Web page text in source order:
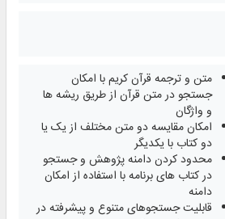
متن و ترجمه قرآن کریم با امکان
جستجو در متن قرآن از طریق ریشه ها
و واژگان
امکان مقایسه دو متن مختلف از یک یا
دو کتاب با یکدیگر
محدود کردن دامنه پژوهش و جستجو
در کتاب های برنامه با استفاده از امکان
دامنه
قابلیت جستجوهای متنوع و پیشرفته در